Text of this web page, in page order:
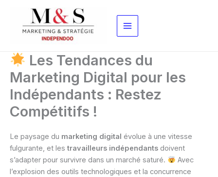
contenu
Les Tendances du
Marketing Digital pour les
Indépendants : Restez
Compétitifs !
Le paysage du marketing digital évolue à une vitesse
fulgurante, et les travailleurs indépendants doivent
s’adapter pour survivre dans un marché saturé.
Avec
l’explosion des outils technologiques et la concurrence